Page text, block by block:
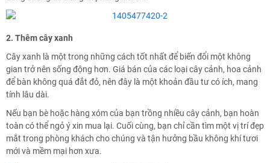
2. Thêm cây xanh
Cây xanh là một trong những cách tốt nhất để biến đổi một không
gian trở nên sống động hơn. Giá bán của các loại cây cảnh, hoa cảnh
để bàn không quá đắt đỏ, nên đây là một khoản đầu tư có ích, mang
tính lâu dài.
Nếu bạn bè hoặc hàng xóm của bạn trồng nhiều cây cảnh, bạn hoàn
toàn có thể ngỏ ý xin mua lại. Cuối cùng, bạn chỉ cần tìm một vị trí đẹp
mắt trong phòng khách cho chúng và tận hưởng bầu không khí tươi
mới và mềm mại hơn xưa.